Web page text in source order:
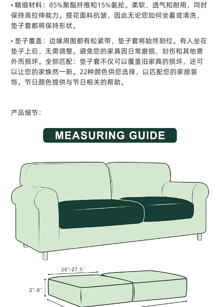
• 精细材料：85%聚酯纤维和15%氨纶。柔软、透气和耐用，同时
保持高拉伸能力。提花面料抗皱，因此无论您如何坐着或清洗，
垫子套都将保持形状。
• 垫子覆盖：边缘周围都有松紧带，垫子套将始终到位。有人坐在
垫子上后，无需调整。避免您的家具因日常磨损、划伤和其他意
外而损坏。全部匹配：垫子套不仅可以覆盖旧家具的损坏，还可
以让您的家焕然一新。22种颜色供您选择，以匹配您的家居装
饰。节日颜色提供与节日相关的帮助。
产品细节：